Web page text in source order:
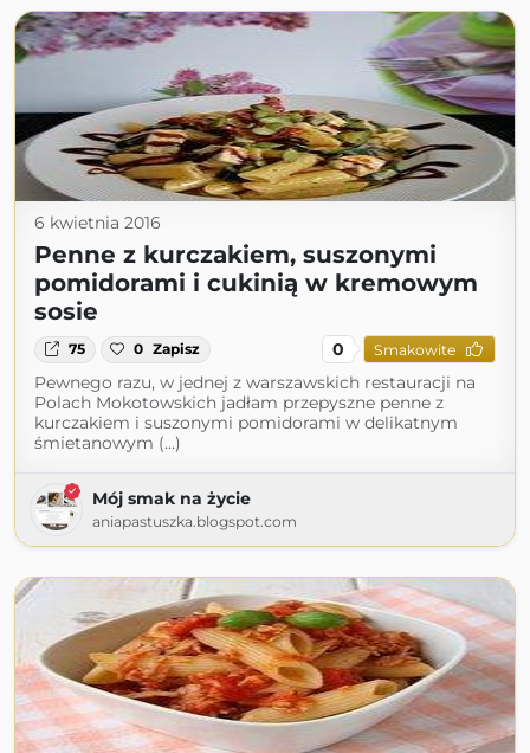
6 kwietnia 2016
Penne z kurczakiem, suszonymi
pomidorami i cukinią w kremowym
sosie
75 0 Zapisz 0 Smakowite
Pewnego razu, w jednej z warszawskich restauracji na
Polach Mokotowskich jadłam przepyszne penne z
kurczakiem i suszonymi pomidorami w delikatnym
śmietanowym (...)
Mój smak na życie
aniapastuszka.blogspot.com